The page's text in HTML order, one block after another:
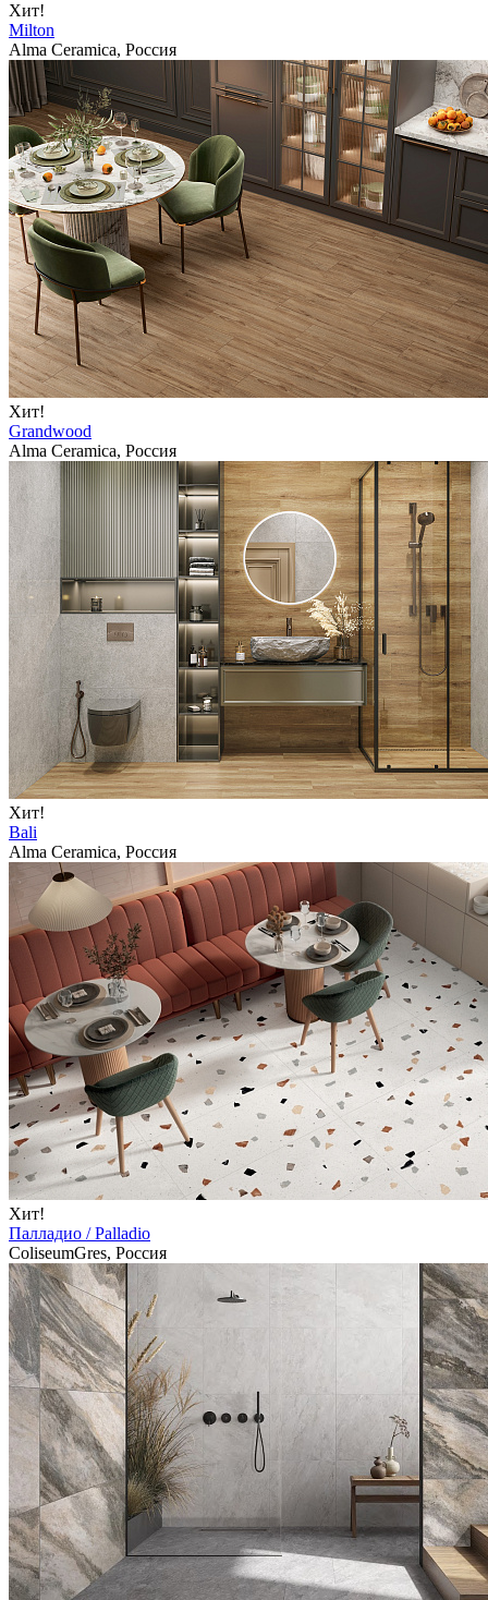
Хит!
Milton
Alma Ceramica, Россия
Хит!
Grandwood
Alma Ceramica, Россия
Хит!
Bali
Alma Ceramica, Россия
Хит!
Палладио / Palladio
ColiseumGres, Россия